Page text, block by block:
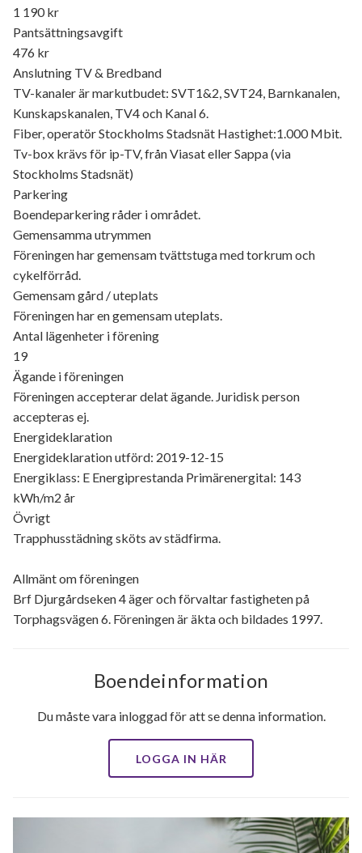
1 190 kr
Pantsättningsavgift
476 kr
Anslutning TV & Bredband
TV-kanaler är markutbudet: SVT1&2, SVT24, Barnkanalen,
Kunskapskanalen, TV4 och Kanal 6.
Fiber, operatör Stockholms Stadsnät Hastighet:1.000 Mbit.
Tv-box krävs för ip-TV, från Viasat eller Sappa (via
Stockholms Stadsnät)
Parkering
Boendeparkering råder i området.
Gemensamma utrymmen
Föreningen har gemensam tvättstuga med torkrum och
cykelförråd.
Gemensam gård / uteplats
Föreningen har en gemensam uteplats.
Antal lägenheter i förening
19
Ägande i föreningen
Föreningen accepterar delat ägande. Juridisk person
accepteras ej.
Energideklaration
Energideklaration utförd: 2019-12-15
Energiklass: E Energiprestanda Primärenergital: 143
kWh/m2 år
Övrigt
Trapphusstädning sköts av städfirma.
Allmänt om föreningen
Brf Djurgårdseken 4 äger och förvaltar fastigheten på
Torphagsvägen 6. Föreningen är äkta och bildades 1997.
Boendeinformation
Du måste vara inloggad för att se denna information.
LOGGA IN HÄR